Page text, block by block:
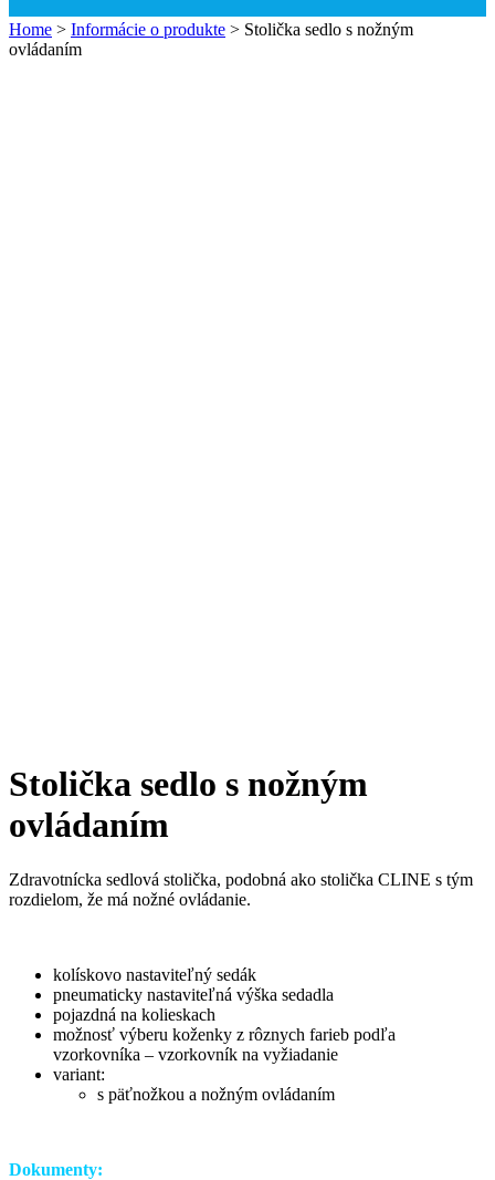
Home > Informácie o produkte > Stolička sedlo s nožným
ovládaním
Stolička sedlo s nožným
ovládaním
Zdravotnícka sedlová stolička, podobná ako stolička CLINE s tým
rozdielom, že má nožné ovládanie.
kolískovo nastaviteľný sedák
pneumaticky nastaviteľná výška sedadla
pojazdná na kolieskach
možnosť výberu koženky z rôznych farieb podľa
vzorkovníka – vzorkovník na vyžiadanie
variant:
s päťnožkou a nožným ovládaním
Dokumenty: